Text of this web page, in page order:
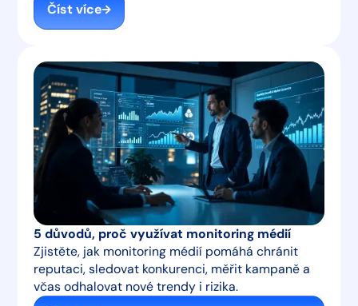
Číst více
5 důvodů, proč využívat monitoring médií
Zjistěte, jak monitoring médií pomáhá chránit
reputaci, sledovat konkurenci, měřit kampaně a
včas odhalovat nové trendy i rizika.